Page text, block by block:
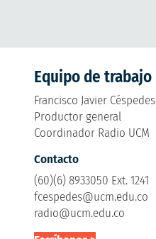
Equipo de trabajo
Francisco Javier Céspedes
Productor general
Coordinador Radio UCM
Contacto
(60)(6) 8933050 Ext. 1241
fcespedes@ucm.edu.co
radio@ucm.edu.co